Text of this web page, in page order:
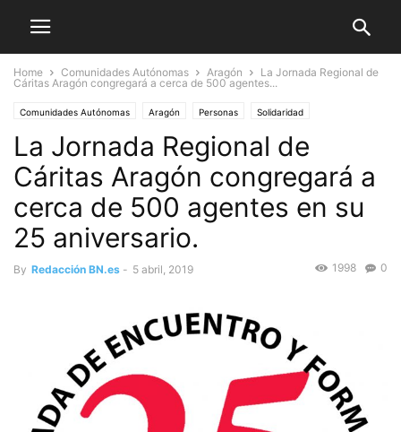
Home Comunidades Autónomas Aragón
La Jornada Regional de
Cáritas Aragón congregará a cerca de 500 agentes...
Comunidades Autónomas Aragón Personas Solidaridad
La Jornada Regional de
Cáritas Aragón congregará a
cerca de 500 agentes en su
25 aniversario.
By Redacción BN.es - 5 abril, 2019 0
1998